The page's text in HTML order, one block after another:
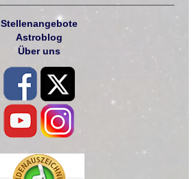
Stellenangebote
Astroblog
Über uns